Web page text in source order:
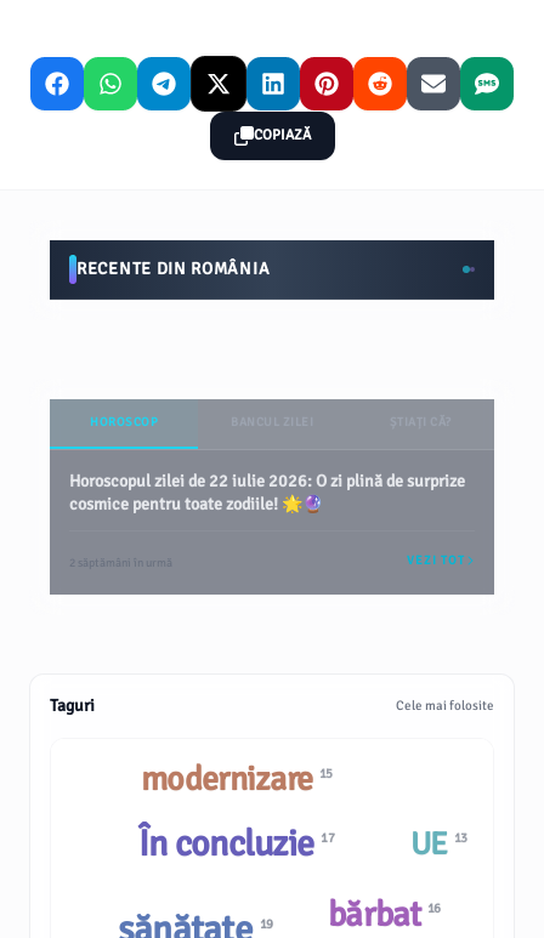
COPIAZĂ
RECENTE DIN ROMÂNIA
HOROSCOP
Horoscopul zilei de 22 iulie 2026: O zi plină de surprize
cosmice pentru toate zodiile! 🌟🔮
2 săptămâni în urmă VEZI TOT
Taguri Cele mai folosite
În concluzie 17
modernizare 15
bărbat 16
UE 13
19